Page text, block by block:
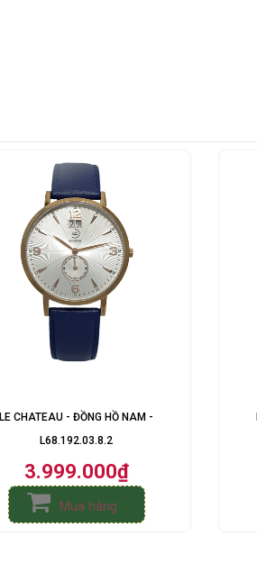
LE CHATEAU - ĐỒNG HỒ NAM -
L68.192.03.8.2
3.999.000₫
Mua hàng